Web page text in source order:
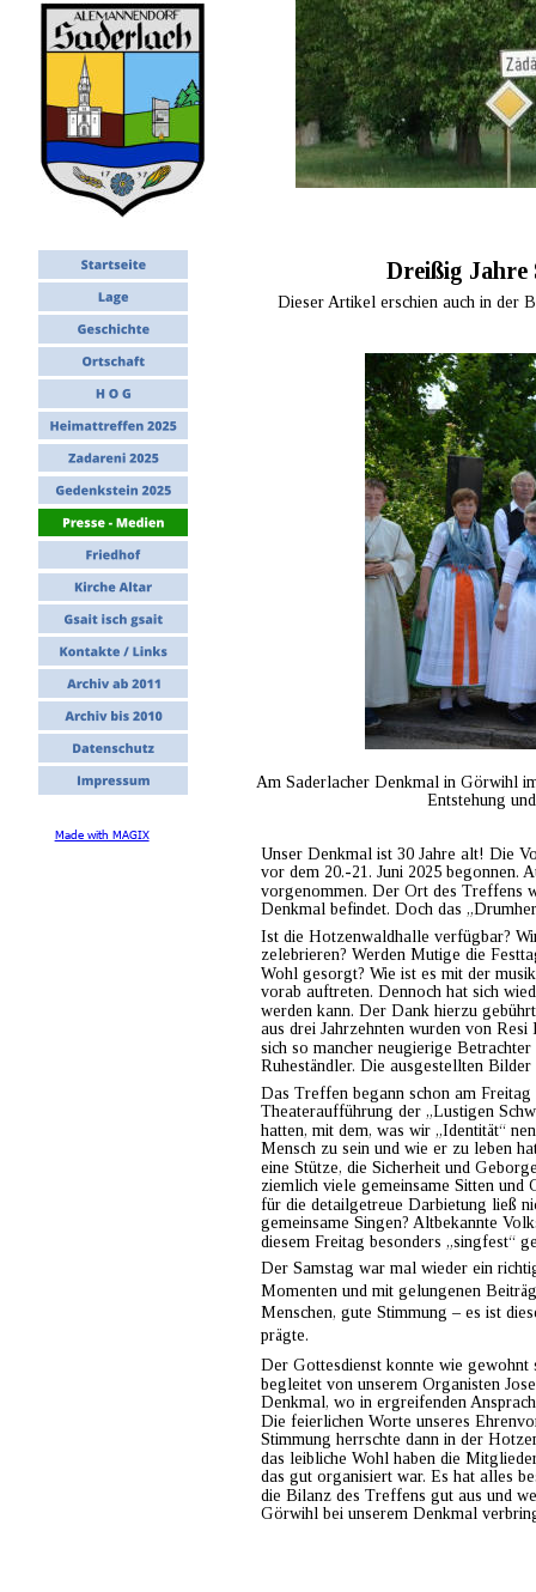
Made with MAGIX
Dreißig Jahre
Dieser Artikel erschien auch in der
Am Saderlacher Denkmal in Görwihl
Entstehung
Unser Denkmal ist 30 Jahre alt! Die
vor dem 20.-21. Juni 2025 begonnen.
vorgenommen. Der Ort des Treffens
Denkmal befindet. Doch das
Ist die Hotzenwaldhalle verfügbar?
zelebrieren? Werden Mutige die
Wohl gesorgt? Wie ist es mit der
vorab auftreten. Dennoch hat sich
werden kann. Der Dank hierzu
aus drei Jahrzehnten wurden von
sich so mancher neugierige
Ruheständler. Die ausgestellten
Das Treffen begann schon am
Theateraufführung der „Lustigen
hatten, mit dem, was wir „Identität“
Mensch zu sein und wie er zu leben
eine Stütze, die Sicherheit und
ziemlich viele gemeinsame Sitten
für die detailgetreue Darbietung ließ
gemeinsame Singen? Altbekannte
diesem Freitag besonders „singfest“
Der Samstag war mal wieder ein
Momenten und mit gelungenen
Menschen, gute Stimmung – es ist
prägte.
Der Gottesdienst konnte wie
begleitet von unserem Organisten
Denkmal, wo in ergreifenden
Die feierlichen Worte unseres
Stimmung herrschte dann in der
das leibliche Wohl haben die
das gut organisiert war. Es hat alles
die Bilanz des Treffens gut aus und
Görwihl bei unserem Denkmal